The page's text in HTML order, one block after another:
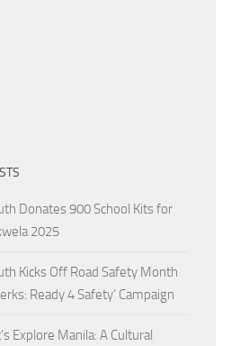
Donates 900 School Kits for
2025
Kicks Off Road Safety Month
Ready 4 Safety’ Campaign
Explore Manila: A Cultural